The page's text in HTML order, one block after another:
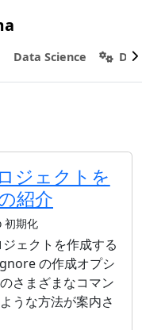
Data Science
ジェクトを
紹介
初期化
ェクトを作成する
の作成オプシ
さまざまなコマン
うな方法が案内さ